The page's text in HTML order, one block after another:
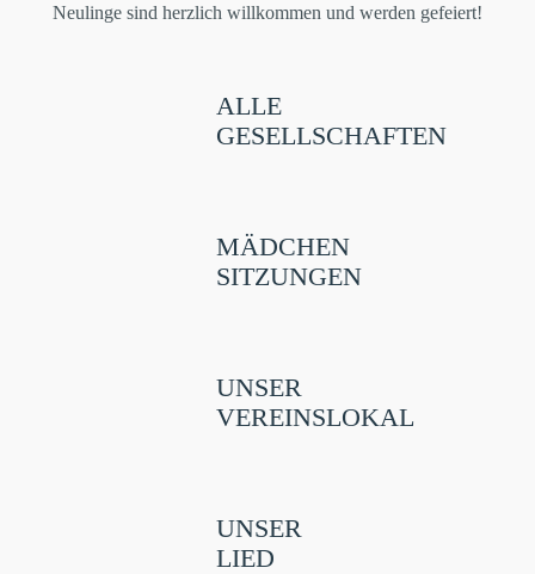
Neulinge sind herzlich willkommen und werden gefeiert!
ALLE
GESELLSCHAFTEN
MÄDCHEN
SITZUNGEN
UNSER
VEREINSLOKAL
UNSER
LIED